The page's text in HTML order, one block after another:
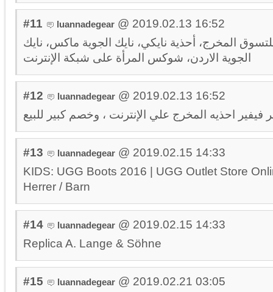
#11 luannadegear @ 2019.02.13 16:52
المخرج، أحذية نايكي، نايك الجوية ماكس، نايك
الجوية الاردن، شوكس المرأة على شبكة الإنترنت
#12 luannadegear @ 2019.02.13 16:52
#13 luannadegear @ 2019.02.15 14:33
KIDS: UGG Boots 2016 | UGG Outlet Store
Herrer / Barn
#14 luannadegear @ 2019.02.15 14:33
Replica A. Lange & Söhne
#15 luannadegear @ 2019.02.21 03:05